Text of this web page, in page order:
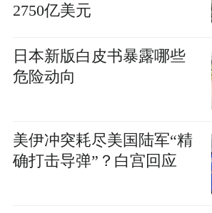
2750亿美元
日本新版白皮书暴露哪些
危险动向
美伊冲突耗尽美国陆军“精
确打击导弹”？白宫回应